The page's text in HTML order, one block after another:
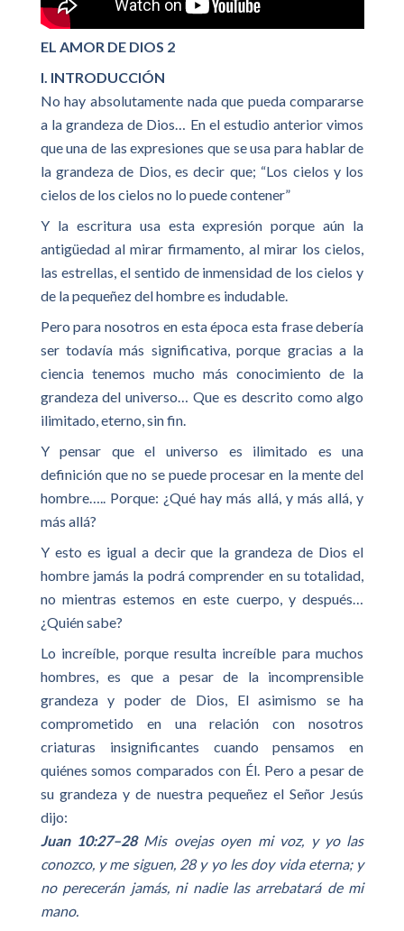
EL AMOR DE DIOS 2
I. INTRODUCCIÓN
No hay absolutamente nada que pueda compararse
a la grandeza de Dios… En el estudio anterior vimos
que una de las expresiones que se usa para hablar de
la grandeza de Dios, es decir que; “Los cielos y los
cielos de los cielos no lo puede contener”
Y la escritura usa esta expresión porque aún la
antigüedad al mirar firmamento, al mirar los cielos,
las estrellas, el sentido de inmensidad de los cielos y
de la pequeñez del hombre es indudable.
Pero para nosotros en esta época esta frase debería
ser todavía más significativa, porque gracias a la
ciencia tenemos mucho más conocimiento de la
grandeza del universo… Que es descrito como algo
ilimitado, eterno, sin fin.
Y pensar que el universo es ilimitado es una
definición que no se puede procesar en la mente del
hombre….. Porque: ¿Qué hay más allá, y más allá, y
más allá?
Y esto es igual a decir que la grandeza de Dios el
hombre jamás la podrá comprender en su totalidad,
no mientras estemos en este cuerpo, y después…
¿Quién sabe?
Lo increíble, porque resulta increíble para muchos
hombres, es que a pesar de la incomprensible
grandeza y poder de Dios, El asimismo se ha
comprometido en una relación con nosotros
criaturas insignificantes cuando pensamos en
quiénes somos comparados con Él. Pero a pesar de
su grandeza y de nuestra pequeñez el Señor Jesús
dijo:
Juan 10:27–28 Mis ovejas oyen mi voz, y yo las
conozco, y me siguen, 28 y yo les doy vida eterna; y
no perecerán jamás, ni nadie las arrebatará de mi
mano.